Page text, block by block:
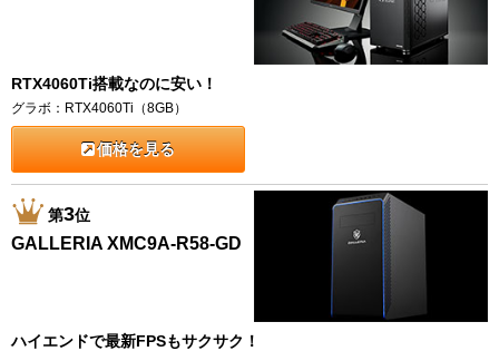
RTX4060Ti搭載なのに安い！
グラボ：RTX4060Ti（8GB）
価格を見る
第3位
GALLERIA XMC9A-R58-GD
ハイエンドで最新FPSもサクサク！